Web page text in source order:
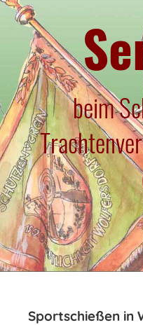
beim
Sportschießen in